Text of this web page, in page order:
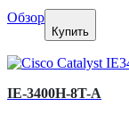
Обзор
Купить
IE-3400H-8T-A